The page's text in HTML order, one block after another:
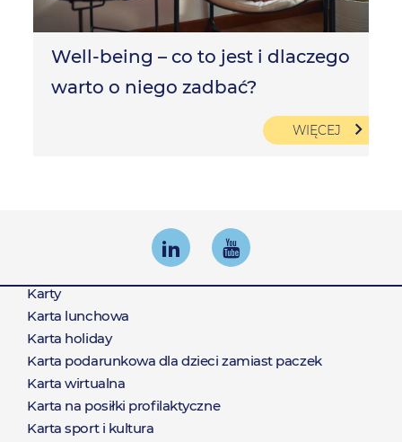
Well-being – co to jest i dlaczego
warto o niego zadbać?
WIĘCEJ
Produkty
Karty
Karta lunchowa
Karta holiday
Karta podarunkowa dla dzieci zamiast paczek
Karta wirtualna
Karta na posiłki profilaktyczne
Karta sport i kultura